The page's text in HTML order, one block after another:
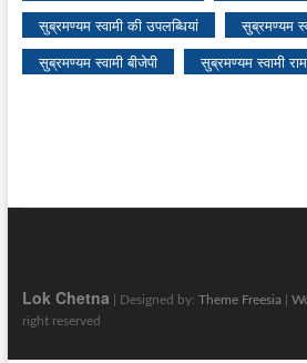
सुब्रमण्यम स्वामी की उपलब्धियां
सुब्रमण्यम
सुब्रमण्यम स्वामी बीजेपी
सुब्रमण्यम स्वामी
Lok Chetna | Designed by: Theme Freesia
right reserved